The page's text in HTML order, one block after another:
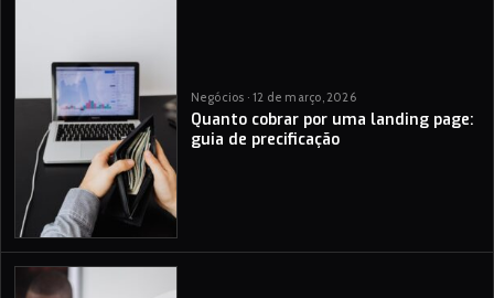
Negócios · 12 de março, 2026
Quanto cobrar por uma landing page:
guia de precificação